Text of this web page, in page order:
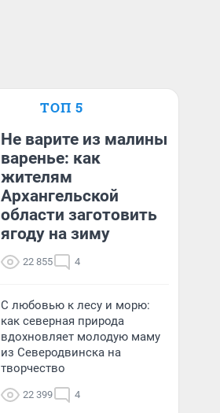
ТОП 5
Не варите из малины
варенье: как
жителям
Архангельской
области заготовить
ягоду на зиму
22 855 4
С любовью к лесу и морю:
как северная природа
вдохновляет молодую маму
из Северодвинска на
творчество
22 399 4